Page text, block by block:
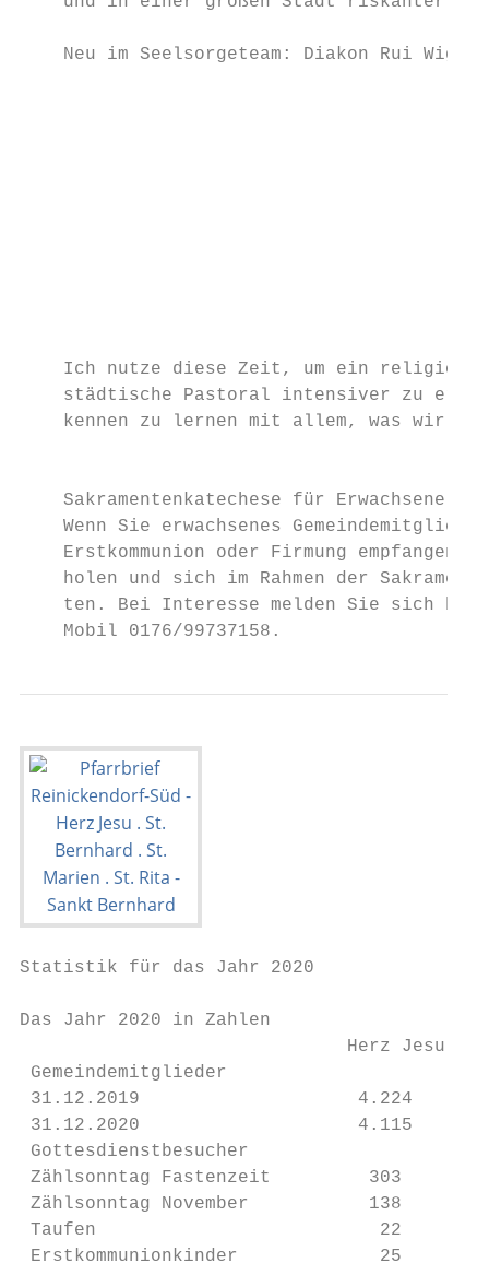
    Neu im Seelsorgeteam: Diakon Rui Wigand
Ich nutze diese Zeit, um ein
städtische Pastoral intensiver zu
kennen zu lernen mit allem, was wir
    Sakramentenkatechese für Erwachsene
Wenn Sie erwachsenes Gemeindemitglied
Erstkommunion oder Firmung empfangen
holen und sich im Rahmen der
ten. Bei Interesse melden Sie sich
    Mobil 0176/99737158.
Statistik für das Jahr 2020
Das Jahr 2020 in Zahlen
Herz Jesu
Gemeindemitglieder
31.12.2019                    4.224
31.12.2020                    4.115
Gottesdienstbesucher
Zählsonntag Fastenzeit         303
Zählsonntag November           138
Taufen                          22
Erstkommunionkinder             25